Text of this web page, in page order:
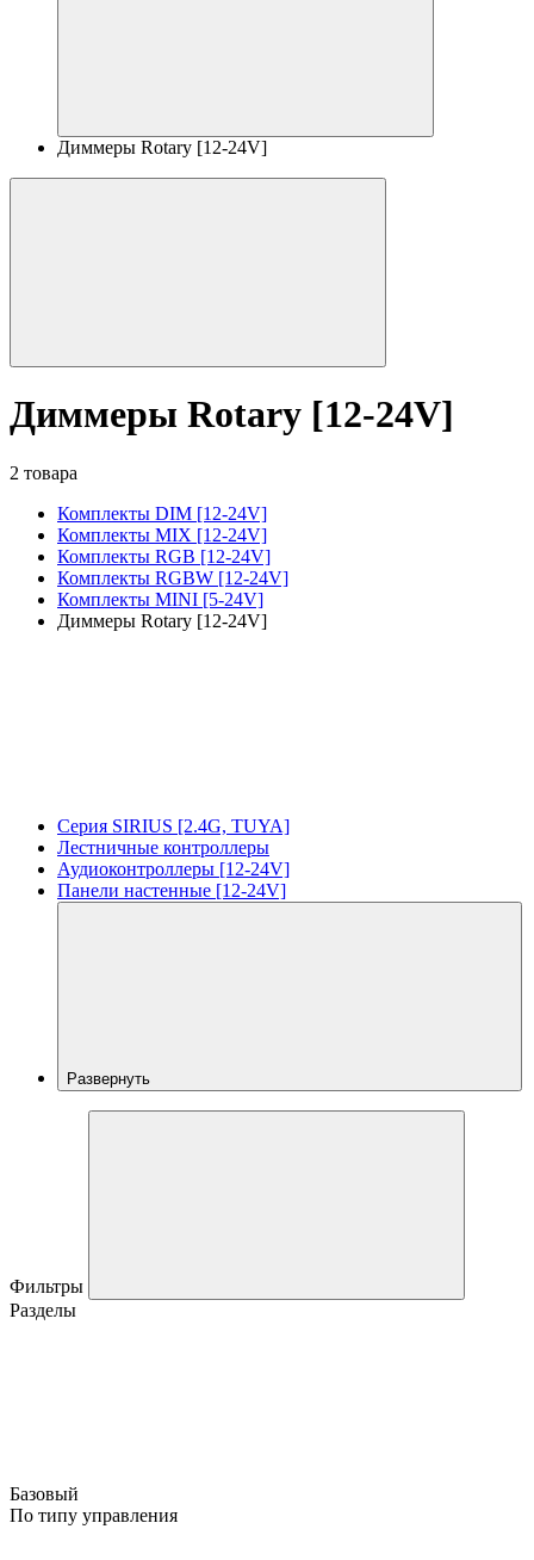
Диммеры Rotary [12-24V]
Диммеры Rotary [12-24V]
2 товара
Комплекты DIM [12-24V]
Комплекты MIX [12-24V]
Комплекты RGB [12-24V]
Комплекты RGBW [12-24V]
Комплекты MINI [5-24V]
Диммеры Rotary [12-24V]
Серия SIRIUS [2.4G, TUYA]
Лестничные контроллеры
Аудиоконтроллеры [12-24V]
Панели настенные [12-24V]
Развернуть
Фильтры
Разделы
Базовый
По типу управления